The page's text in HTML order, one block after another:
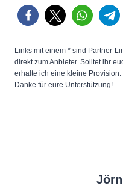
Links mit einem * sind Partner-
direkt zum Anbieter. Solltet ihr
erhalte ich eine kleine
Danke für eure Unterstützung!